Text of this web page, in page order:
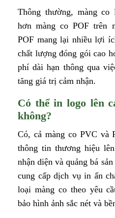
Thông thường, màng
hơn màng co POF trên
POF mang lại nhiều lợi
chất lượng đóng gói cao
phí dài hạn thông qua
tăng giá trị cảm nhận.
Có thể in logo lên
không?
Có, cả màng co PVC và
thông tin thương hiệu
nhận diện và quảng bá
cung cấp dịch vụ in ấn
loại màng co theo yêu
bảo hình ảnh sắc nét và